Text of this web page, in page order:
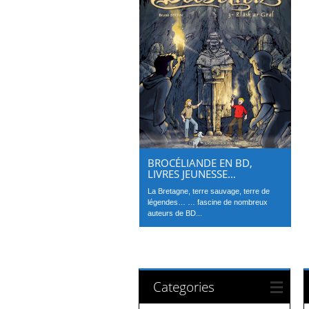
BROCÉLIANDE EN BD,
LIVRES JEUNESSE…
La Bretagne, terre sauvage, terre de
légendes… … fascine de nombreux
auteurs de BD...
Categories